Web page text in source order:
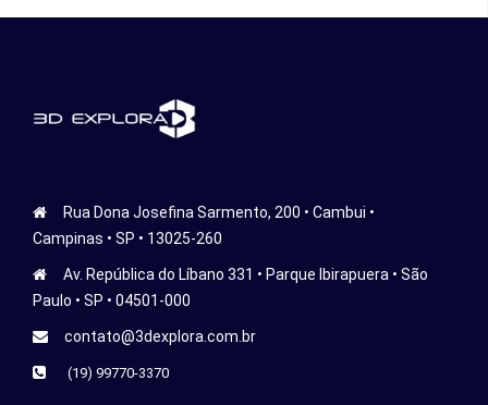
Rua Dona Josefina Sarmento, 200 • Cambui •
Campinas • SP • 13025-260
Av. República do Líbano 331 • Parque Ibirapuera • São
Paulo • SP • 04501-000
contato@3dexplora.com.br
(19) 99770-3370